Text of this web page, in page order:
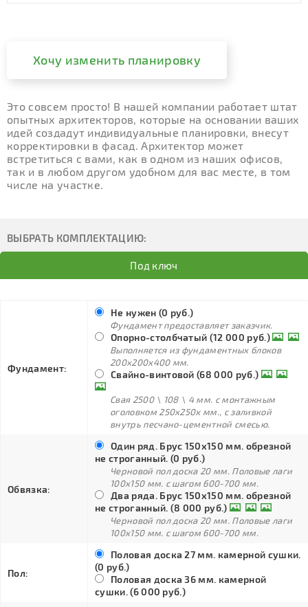
Хочу изменить планировку
Это совсем просто! В нашей компании работает штат
опытных архитекторов, которые на основании ваших
идей создадут индивидуальные планировки, внесут
корректировки в фасад. Архитектор может
встретиться с вами, как в одном из наших офисов,
так и в любом другом удобном для вас месте, в том
числе на участке.
ВЫБРАТЬ КОМПЛЕКТАЦИЮ:
Под ключ
Фундамент:
Не нужен (0 руб.)
Фундамент предоставляет заказчик.
Опорно-столбчатый (12 000 руб.)
Выполняется из фундаментных блоков
200х200х400 мм.
Свайно-винтовой (68 000 руб.)
Свая 2500 \ 108 \ 4 мм. с монтажным
оголовком 250х250х мм., с заливкой
внутрь песчано-цементной смесью.
Обвязка:
Один ряд. Брус 150х150 мм. обрезной
не строганный. (0 руб.)
Черновой пол доска 20 мм. Половые лаги
100х150 мм. с шагом 600-700 мм.
Два ряда. Брус 150х150 мм. обрезной
не строганный. (8 000 руб.)
Черновой пол доска 20 мм. Половые лаги
100х150 мм. с шагом 600-700 мм.
Пол:
Половая доска 27 мм. камерной сушки.
(0 руб.)
Половая доска 36 мм. камерной
сушки. (6 000 руб.)